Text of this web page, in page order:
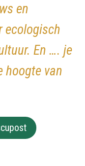
en
ecologisch
En …. je
hoogte van